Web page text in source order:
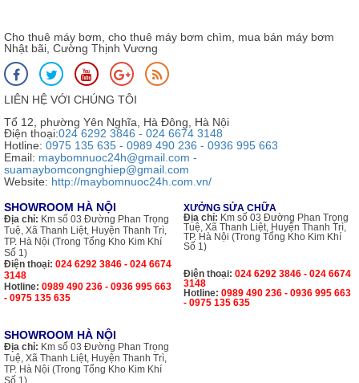
Cho thuê máy bơm, cho thuê máy bơm chìm, mua bán máy bơm
Nhật bãi, Cường Thịnh Vương
LIÊN HỆ VỚI CHÚNG TÔI
Tổ 12, phường Yên Nghĩa, Hà Đông, Hà Nội
Điện thoại:024 6292 3846 - 024 6674 3148
Hotline: 0975 135 635 - 0989 490 236 - 0936 995 663
Email: maybomnuoc24h@gmail.com -
suamaybomcongnghiep@gmail.com
Website: http://maybomnuoc24h.com.vn/
SHOWROOM HÀ NỘI
Địa chỉ: Km số 03 Đường Phan Trọng
Tuệ, Xã Thanh Liệt, Huyện Thanh Trì,
TP. Hà Nội (Trong Tổng Kho Kim Khí
Số 1)
Điện thoại: 024 6292 3846 - 024 6674
3148
Hotline: 0989 490 236 - 0936 995 663
- 0975 135 635
XƯỞNG SỬA CHỮA
Địa chỉ: Km số 03 Đường Phan Trọng
Tuệ, Xã Thanh Liệt, Huyện Thanh Trì,
TP. Hà Nội (Trong Tổng Kho Kim Khí
Số 1)
Điện thoại: 024 6292 3846 - 024 6674
3148
Hotline: 0989 490 236 - 0936 995 663
- 0975 135 635
SHOWROOM HÀ NỘI
Địa chỉ: Km số 03 Đường Phan Trọng
Tuệ, Xã Thanh Liệt, Huyện Thanh Trì,
TP. Hà Nội (Trong Tổng Kho Kim Khí
Số 1)